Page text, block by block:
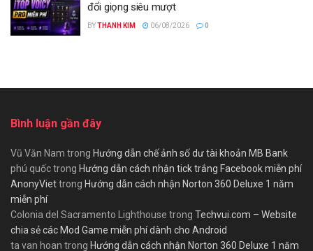
đổi giọng siêu mượt
BYTHANH KIM 06/08/2026 0
Bình luận gần đây
Vũ Văn Nam trong Hướng dẫn chế ảnh số dư tài khoản MB Bank
phú quốctrong Hướng dẫn cách nhận tick trắng Facebook miễn phí
AnonyViettrong Hướng dẫn cách nhận Norton 360 Deluxe 1 năm
miễn phí
Colonia del Sacramento Lighthouse trong Techvui.com – Website
chia sẻ các Mod Game miễn phí dành cho Android
ta van hoan trong Hướng dẫn cách nhận Norton 360 Deluxe 1 năm